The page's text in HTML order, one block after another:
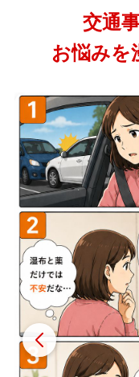
交通
お悩みを